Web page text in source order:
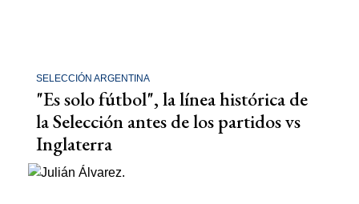
SELECCIÓN ARGENTINA
"Es solo fútbol", la línea histórica de
la Selección antes de los partidos vs
Inglaterra